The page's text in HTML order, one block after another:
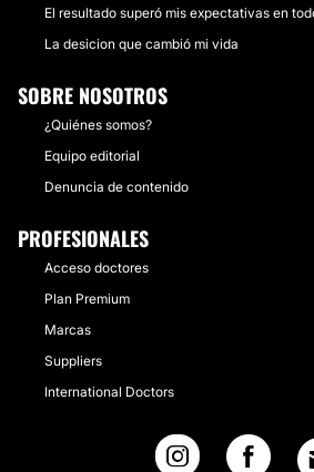
El resultado superó mis expectativas en
La desicion que cambió mi vida
SOBRE NOSOTROS
¿Quiénes somos?
Equipo editorial
Denuncia de contenido
PROFESIONALES
Acceso doctores
Plan Premium
Marcas
Suppliers
International Doctors